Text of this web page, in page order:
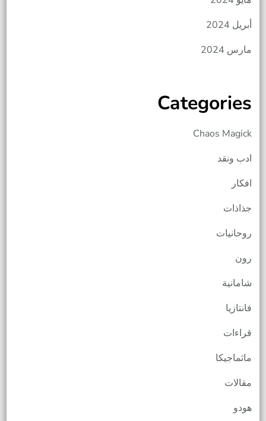
أبريل 2024
مارس 2024
Categories
Chaos Magick
ادب ونقد
افكار
جذاذات
روحانيات
رون
شامانية
فانتازيا
قراءات
ماثماجيكا
مقالات
هودو